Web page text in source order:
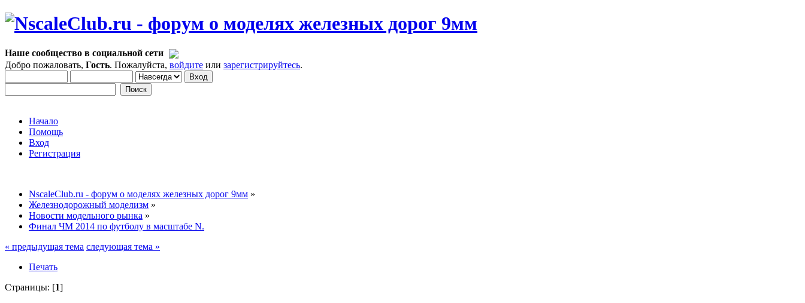
Наше сообщество в социальной сети
Добро пожаловать, Гость. Пожалуйста, войдите или зарегистрируйтесь.
Начало
Помощь
Вход
Регистрация
NscaleClub.ru - форум о моделях железных дорог 9мм »
Железнодорожный моделизм »
Новости модельного рынка »
Финал ЧМ 2014 по футболу в масштабе N.
« предыдущая тема следующая тема »
Печать
Страницы: [1]